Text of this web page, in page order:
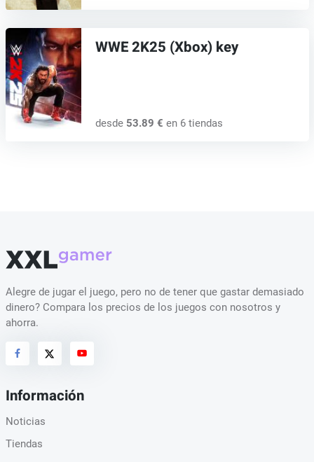
WWE 2K25 (Xbox) key
desde 53.89 € en 6 tiendas
Alegre de jugar el juego, pero no de tener que gastar demasiado
dinero? Compara los precios de los juegos con nosotros y
ahorra.
Información
Noticias
Tiendas